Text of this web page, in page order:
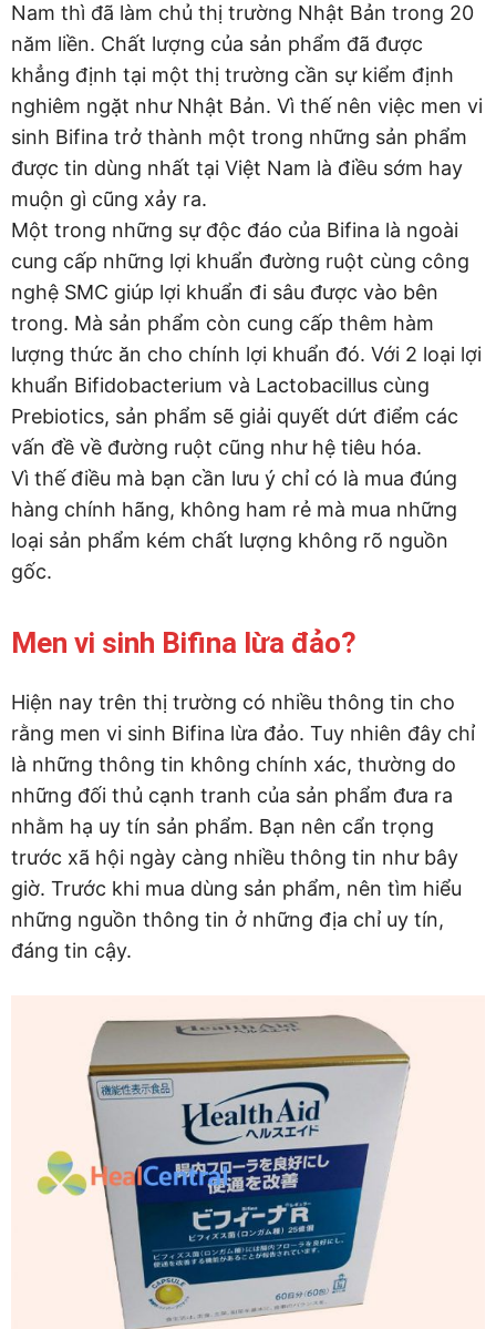
Nam thì đã làm chủ thị trường Nhật Bản trong 20
năm liền. Chất lượng của sản phẩm đã được
khẳng định tại một thị trường cần sự kiểm định
nghiêm ngặt như Nhật Bản. Vì thế nên việc men vi
sinh Bifina trở thành một trong những sản phẩm
được tin dùng nhất tại Việt Nam là điều sớm hay
muộn gì cũng xảy ra.
Một trong những sự độc đáo của Bifina là ngoài
cung cấp những lợi khuẩn đường ruột cùng công
nghệ SMC giúp lợi khuẩn đi sâu được vào bên
trong. Mà sản phẩm còn cung cấp thêm hàm
lượng thức ăn cho chính lợi khuẩn đó. Với 2 loại lợi
khuẩn Bifidobacterium và Lactobacillus cùng
Prebiotics, sản phẩm sẽ giải quyết dứt điểm các
vấn đề về đường ruột cũng như hệ tiêu hóa.
Vì thế điều mà bạn cần lưu ý chỉ có là mua đúng
hàng chính hãng, không ham rẻ mà mua những
loại sản phẩm kém chất lượng không rõ nguồn
gốc.
Men vi sinh Bifina lừa đảo?
Hiện nay trên thị trường có nhiều thông tin cho
rằng men vi sinh Bifina lừa đảo. Tuy nhiên đây chỉ
là những thông tin không chính xác, thường do
những đối thủ cạnh tranh của sản phẩm đưa ra
nhằm hạ uy tín sản phẩm. Bạn nên cẩn trọng
trước xã hội ngày càng nhiều thông tin như bây
giờ. Trước khi mua dùng sản phẩm, nên tìm hiểu
những nguồn thông tin ở những địa chỉ uy tín,
đáng tin cậy.